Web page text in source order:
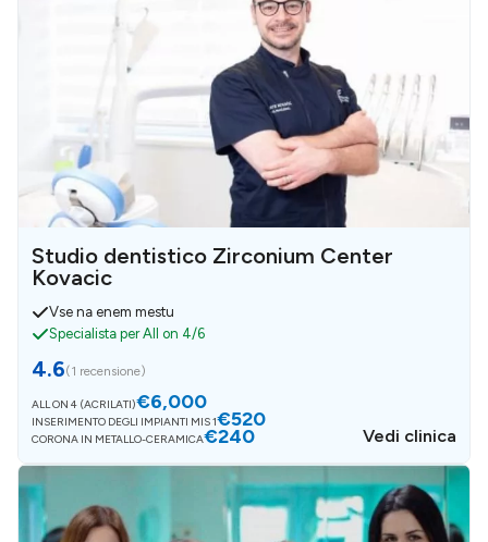
Studio dentistico Zirconium Center
Kovacic
Vse na enem mestu
Specialista per All on 4/6
4.6(1 recensione)
ALL ON 4 (ACRILATI)€6,000
INSERIMENTO DEGLI IMPIANTI MIS 1€520
CORONA IN METALLO-CERAMICA€240 Vedi clinica